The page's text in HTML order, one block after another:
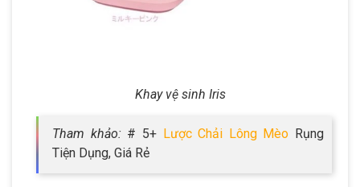
Khay vệ sinh Iris
Tham khảo: # 5+ Lược Chải Lông Mèo Rụng
Tiện Dụng, Giá Rẻ